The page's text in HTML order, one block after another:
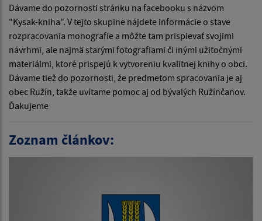
Dávame do pozornosti stránku na facebooku s názvom
"Kysak-kniha". V tejto skupine nájdete informácie o stave
rozpracovania monografie a môžte tam prispievať svojimi
návrhmi, ale najmä starými fotografiami či inými užitočnými
materiálmi, ktoré prispejú k vytvoreniu kvalitnej knihy o obci.
Dávame tiež do pozornosti, že predmetom spracovania je aj
obec Ružín, takže uvítame pomoc aj od bývalých Ružínčanov.
Ďakujeme
Zoznam článkov: